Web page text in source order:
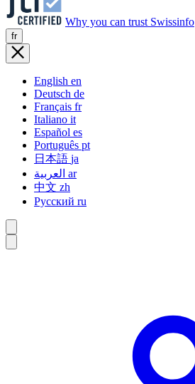
Why you can trust Swissinfo
fr
English en
Deutsch de
Français fr
Italiano it
Español es
Português pt
日本語 ja
ar
中文 zh
Русский ru